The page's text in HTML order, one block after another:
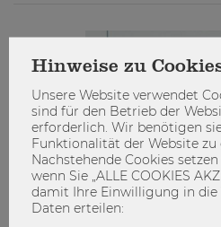
Hinweise zu
Unsere Website verwendet
sind für den Betrieb der
erforderlich. Wir benötigen
Funktionalität der Website zu
Nachstehende Cookies
wenn Sie „ALLE COOKIES
damit Ihre Einwilligung in die
Daten erteilen: